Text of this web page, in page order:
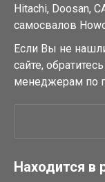
Hitachi, Doosan,
самосвалов
Если Вы не
сайте,
менеджерам по
Находится в